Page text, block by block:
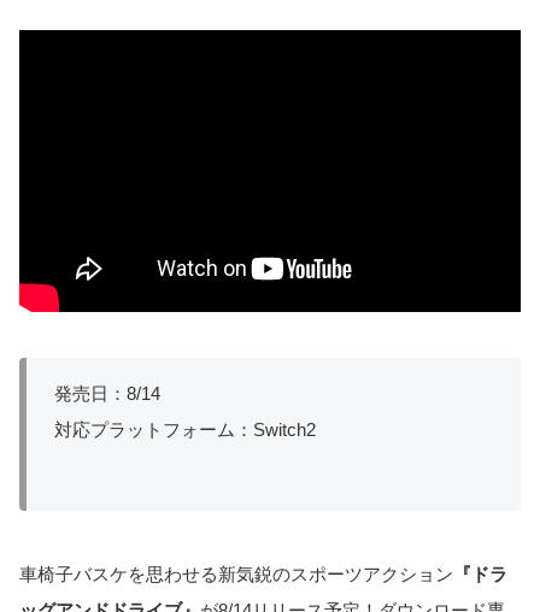
発売日：8/14
対応プラットフォーム：Switch2
車椅子バスケを思わせる新気鋭のスポーツアクション 『ドラ